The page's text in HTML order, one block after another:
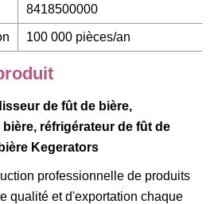
8418500000
100 000 pièces/an
de fût de bière,
réfrigérateur de fût de
Kegerators
professionnelle de produits
qualité et d'exportation chaque